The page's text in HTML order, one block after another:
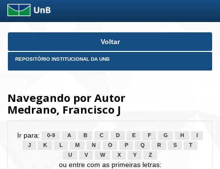
Skip
Voltar
REPOSITÓRIO INSTITUCIONAL DA UNB
Navegando por Autor
Medrano, Francisco J
Ir para: 0-9 A B C D E F G H
J
K L M N O P Q R S
T
U
V W X Y Z
ou entre com as primeiras letras: